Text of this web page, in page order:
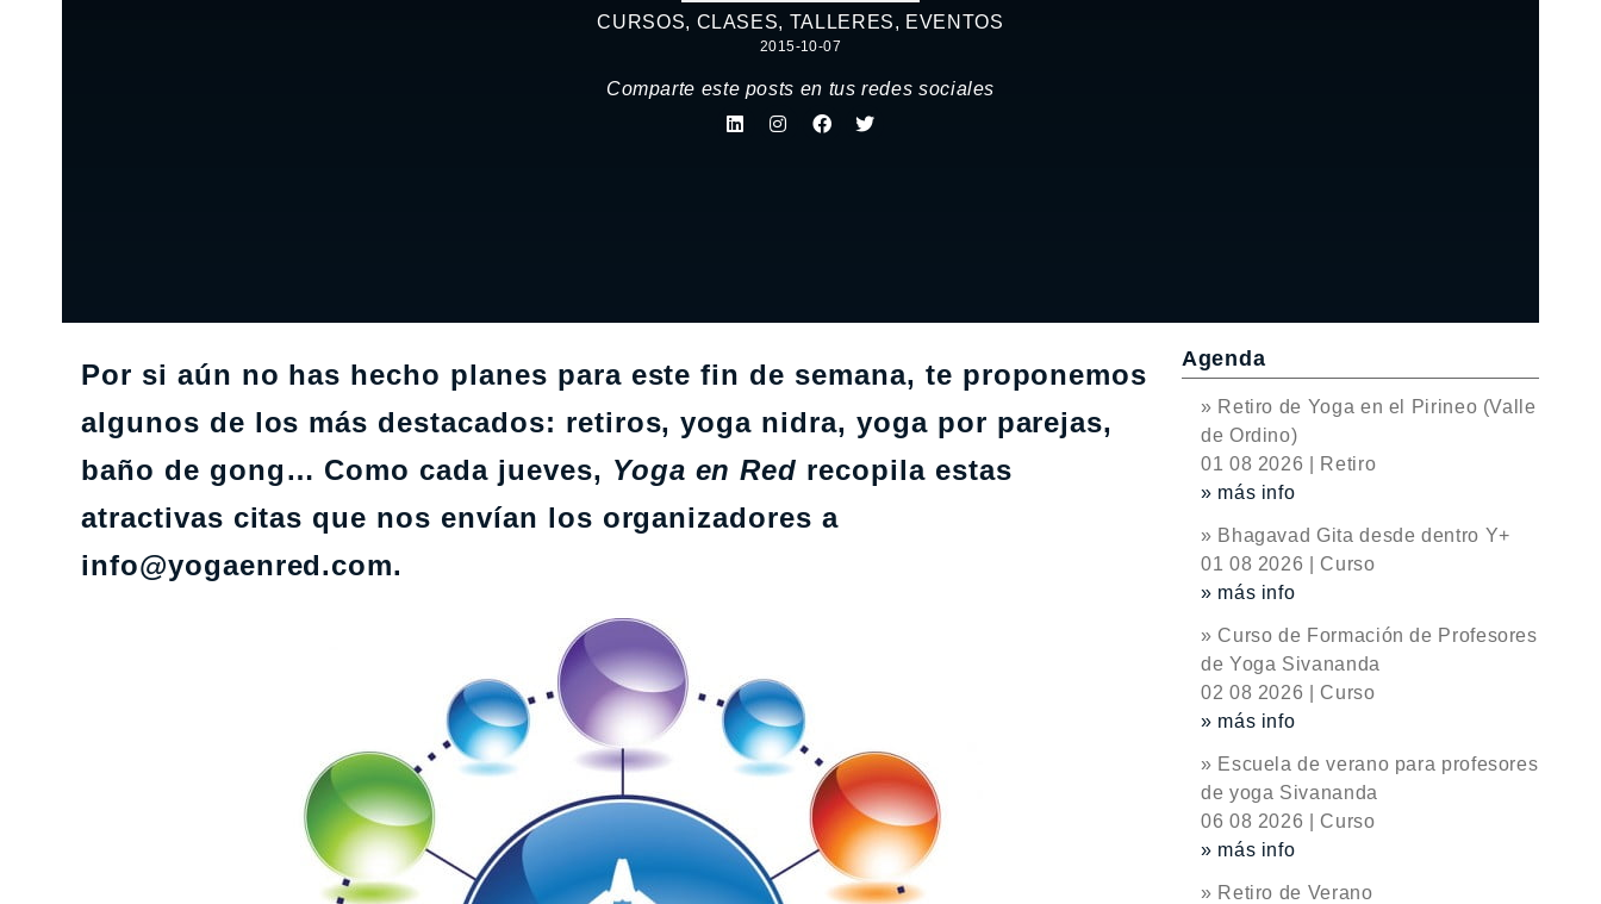
CURSOS, CLASES, TALLERES, EVENTOS
2015-10-07
Comparte este posts en tus redes sociales
Por si aún no has hecho planes para este fin de semana, te proponemos
algunos de los más destacados: retiros, yoga nidra, yoga por parejas,
baño de gong… Como cada jueves, Yoga en Red recopila estas
atractivas citas que nos envían los organizadores a
info@yogaenred.com.
Agenda
» Retiro de Yoga en el Pirineo (Valle
de Ordino)
01 08 2026 | Retiro
» más info
» Bhagavad Gita desde dentro Y+
01 08 2026 | Curso
» más info
» Curso de Formación de Profesores
de Yoga Sivananda
02 08 2026 | Curso
» más info
» Escuela de verano para profesores
de yoga Sivananda
06 08 2026 | Curso
» más info
» Retiro de Verano